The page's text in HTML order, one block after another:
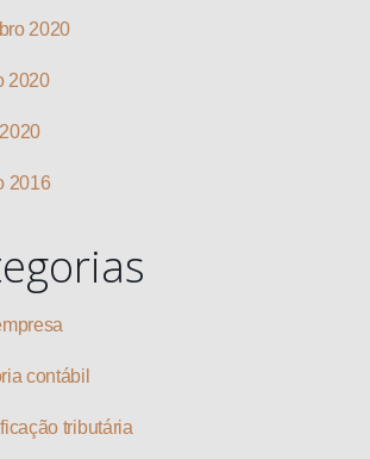
2020
2020
2016
contábil
tributária